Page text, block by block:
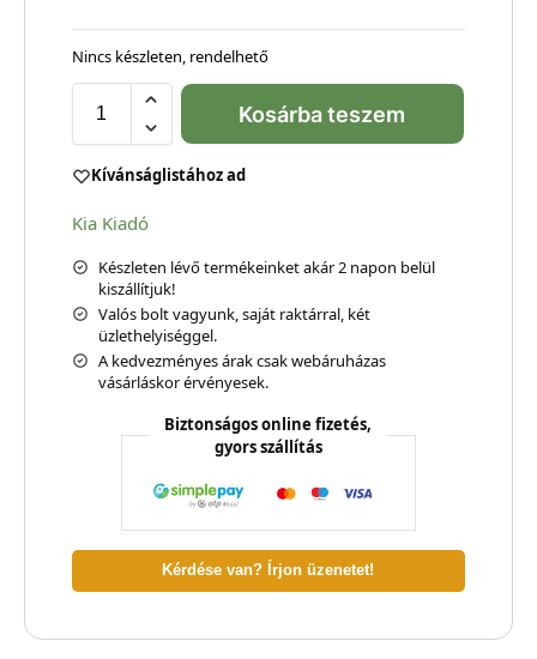
Nincs készleten, rendelhető
Kosárba teszem
Kívánságlistához ad
Kia Kiadó
Készleten lévő termékeinket akár 2 napon belül
kiszállítjuk!
Valós bolt vagyunk, saját raktárral, két
üzlethelyiséggel.
A kedvezményes árak csak webáruházas
vásárláskor érvényesek.
Biztonságos online fizetés,
gyors szállítás
Kérdése van? Írjon üzenetet!